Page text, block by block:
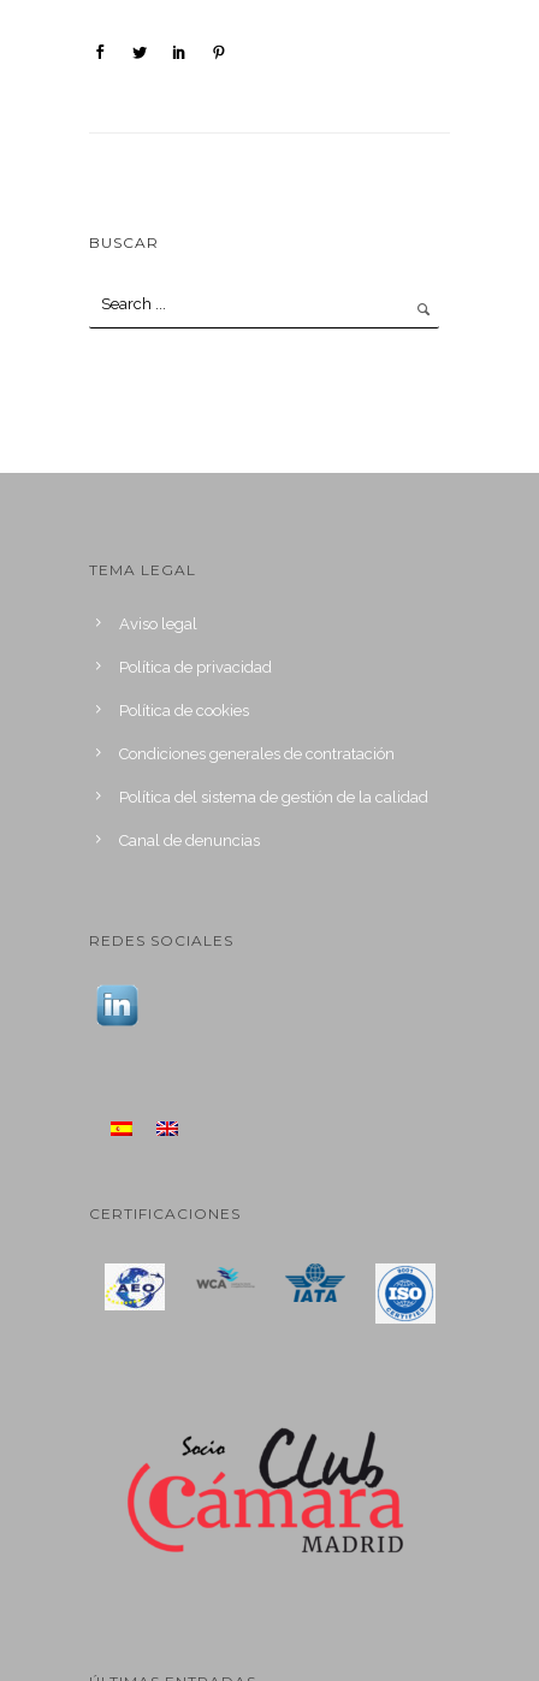
BUSCAR
TEMA LEGAL
Aviso legal
Política de privacidad
Política de cookies
Condiciones generales de contratación
Política del sistema de gestión de la calidad
Canal de denuncias
REDES SOCIALES
CERTIFICACIONES